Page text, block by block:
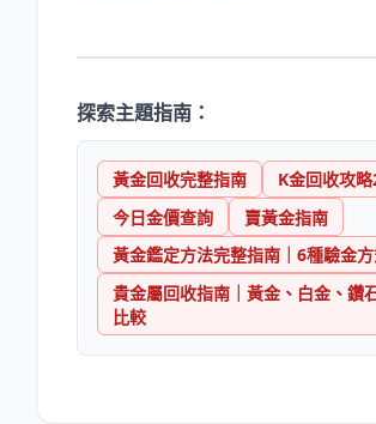
探索主題指南：
黃金回收完整指南
K金回收攻
今日金價查詢
賣黃金指南
黃金鑑定方法完整指南｜6種驗金
貴金屬回收指南｜黃金、白金、鑽
比較